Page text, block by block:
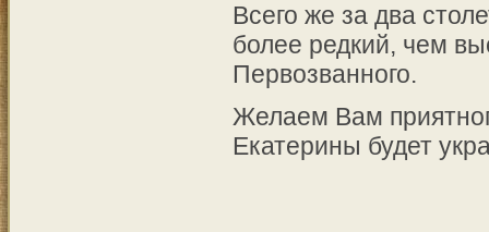
Всего же за два
более редкий, чем
Первозванного.
Желаем Вам
Екатерины будет